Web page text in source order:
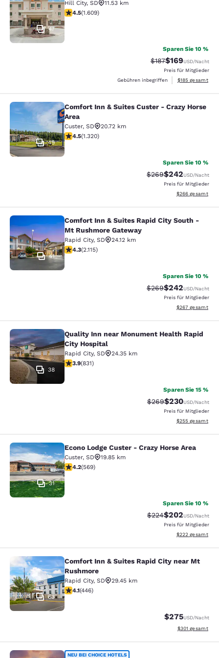
47
Hill City, SD
11.53 km
4.54-Sterne-Bewertung. Hervorragend. 1609
4.5(1.609)
Sparen Sie 10 %
Durchgestrichener
$187Vergünstigter
$169USD/Nacht
Preis für Mitglieder
Gebühren inbegriffen
Geschätzte
$185 gesamt
Comfort Inn & Suites Custer -
49
Comfort Inn & Suites Custer - Crazy Horse
Area
Custer, SD
20.72 km
4.49-Sterne-Bewertung. Hervorragend. 1320
4.5(1.320)
Sparen Sie 10 %
Durchgestrichener
$269Vergünstigter
$242USD/Nacht
Preis für Mitglieder
Geschätzte
$266 gesamt
Comfort Inn & Suites Rapid City
41
Comfort Inn & Suites Rapid City South -
Mt Rushmore Gateway
Rapid City, SD
24.12 km
4.34-Sterne-Bewertung. Hervorragend. 2115
4.3(2.115)
Sparen Sie 10 %
Durchgestrichener
$269Vergünstigter
$242USD/Nacht
Preis für Mitglieder
Geschätzte
$267 gesamt
Quality Inn near Monument Health
38
Quality Inn near Monument Health Rapid
City Hospital
Rapid City, SD
24.35 km
3.92-Sterne-Bewertung. Gut. 831 Bewertungen
3.9(831)
Sparen Sie 15 %
Durchgestrichener
$269Vergünstigter
$230USD/Nacht
Preis für Mitglieder
Geschätzte
$255 gesamt
Econo Lodge Custer - Crazy Horse
31
Econo Lodge Custer - Crazy Horse Area
Custer, SD
19.85 km
4.24-Sterne-Bewertung. Hervorragend. 569
4.2(569)
Sparen Sie 10 %
Durchgestrichener
$224Vergünstigter
$202USD/Nacht
Preis für Mitglieder
Geschätzte
$222 gesamt
Comfort Inn & Suites Rapid City
63
Comfort Inn & Suites Rapid City near Mt
Rushmore
Rapid City, SD
29.45 km
4.13-Sterne-Bewertung. Sehr gut. 446 Bewertungen
4.1(446)
$275USD/Nacht
Geschätzte
$301 gesamt
NEU BEI CHOICE HOTELS